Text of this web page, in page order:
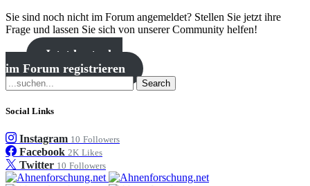
Sie sind noch nicht im Forum angemeldet? Stellen Sie jetzt ihre
Frage und lassen Sie sich von unserer Community helfen!
Jetzt kostenlos
im Forum registrieren
Search
Social Links
Instagram 10 Followers
Facebook 2K Likes
Twitter 10 Followers